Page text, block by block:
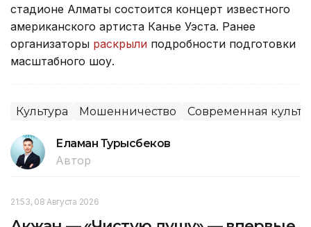
стадионе Алматы состоится концерт известного
американского артиста Канье Уэста. Ранее
организаторы раскрыли подробности подготовки
масштабного шоу.
Культура Мошенничество Современная
Еламан Турысбеков
Автор
21:53, 08 Августа 2026